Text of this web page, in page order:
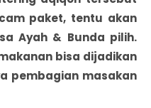
paket, tentu akan
Ayah & Bunda pilih.
bisa dijadikan
pembagian masakan